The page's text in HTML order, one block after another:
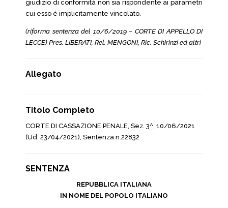
giudizio di conformità non sia rispondente ai parametri
cui esso è implicitamente vincolato.
(riforma sentenza del 10/6/2019 – CORTE DI APPELLO DI
LECCE) Pres. LIBERATI, Rel. MENGONI, Ric. Schirinzi ed altri
Allegato
Titolo Completo
CORTE DI CASSAZIONE PENALE, Sez. 3^, 10/06/2021
(Ud. 23/04/2021), Sentenza n.22832
SENTENZA
REPUBBLICA ITALIANA
IN NOME DEL POPOLO ITALIANO